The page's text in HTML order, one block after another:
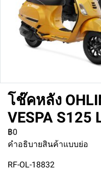
โช๊คหลัง
VESPA S125
฿0
คำอธิบายสินค้าแบบย่อ
RF-OL-18832